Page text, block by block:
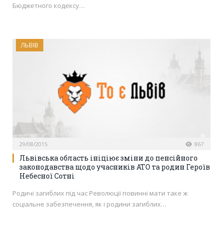
Бюджетного кодексу…
ЛЬВІВ
29/08/2015 867
Львівська область ініціює зміни до пенсійного
законодавства щодо учасників АТО та родин Героїв
Небесної Сотні
Родичі загиблих під час Революції повинні мати таке ж
соціальне забезпечення, як і родини загиблих…